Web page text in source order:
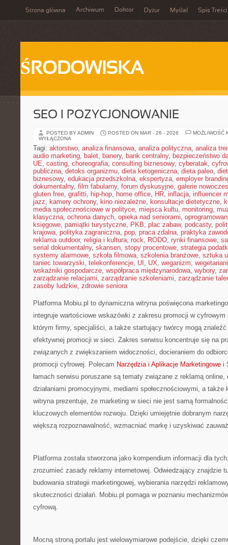
Strona główna Archiwum Doktor Dyżur Myślał Spis Treści
ŚRODOWISKA
SEO I POZYCJONOWANIE
POSTED BY ADMIN POSTED ON MAR - 26 - 2026
MOŻLIWOŚĆ
WYŁĄCZONA
Tagi: aktorstwo, analiza finansowa, analiza polityczna, analiza
audio marketing, balet, banery, bank centralny, bezpieczeństwo
UE, casting, choreografia, consulting biznesowy, cyberatak,
publiczna, detoks organizmu, dieta ketogeniczna, dieta paleo,
biznesowy, edukacja przedszkolna, ekspertyza, employer
dokumentalny, film fabularny, forum dyskusyjne, galerie
gluten free, grafitti, hip-hop, home office, HR, inflacja, influencer
jazz, kamery ochrony, kino niezależne, konsultacje dietetyczne,
media społecznościowe w polityce, miejsca kultu, monitoring,
klasyczna, ochrona danych, opieka nad seniorami,
księgowe, pamiątki turystyczne, PKB, plac zabaw, podcasty,
krajowa, polityka zagraniczna, pop, praca zdalna, praktyka
reklama outdoor, religia i kultura, rock, RODO, rynki finansowe,
serial dokumentalny, skansen, stopy procentowe, strategia
systemy alarmowe, szkoła filmowa, szkolenia branżowe, sztuka
taniec towarzyski, telekonferencje, UI , UX, weganizm,
wskaźniki gospodarcze, współpraca międzynarodowa, wybory,
zarządzanie relacjami, zarządzanie szkoleniami, zarządzanie
zasoby ludzkie, zdrowie seniora
Platforma Mobiu.pl to dynamiczna witryna poświęcona
integruje wartościowe wskazówki z zakresu promocji w
którym firmy, specjaliści, a także startujący twórcy mogą
efektywnej promocji w sieci. Zakres serwisu koncentruje się na
związanych z zwiększaniem widoczności, docieraniem do
promocji cyfrowej. Polecam Narzędzia i Aplikacje Marketingowe i
łamach serwisu poruszane są tematy związane z reklamą
działaniami promocyjnymi, mediami społecznościowymi, a także
witryna prezentuje, że marketing w sieci nie jest samą
kluczowych elementów rozwoju. Dzięki umiejętnie dobranym
większą rozpoznawalność, wzmacniać markę i uzyskiwać
Platforma została stworzona jako kompendium informacji dla
zrozumieć zasady reklamy internetowej. Odwiedzający znajdzie
budowania strategii marketingowej, wybierania narzędzi
skuteczności działań. Mobiu.pl pomaga w poznaniu
cyfrową.
Mocną stroną portalu jest wielowymiarowe podejście, dzięki